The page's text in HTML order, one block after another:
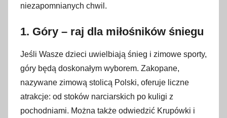
o
a
o
1
9
g
r
niezapomnianych chwil.
1. Góry – raj dla miłośników śniegu
Jeśli Wasze dzieci uwielbiają śnieg i zimowe sporty,
góry będą doskonałym wyborem. Zakopane,
nazywane zimową stolicą Polski, oferuje liczne
atrakcje: od stoków narciarskich po kuligi z
pochodniami. Można także odwiedzić Krupówki i